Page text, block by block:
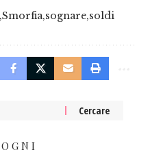
Smorfia sognare soldi